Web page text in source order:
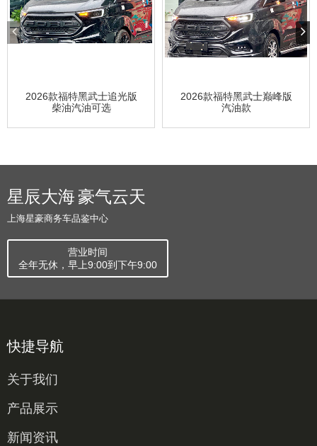
2026款福特黑武士追光版
柴油汽油可选
2026款福特黑武士巅峰版
汽油款
星辰大海 豪气云天
上海星豪商务车品鉴中心
营业时间
全年无休，早上9:00到下午9:00
快捷导航
关于我们
产品展示
新闻资讯